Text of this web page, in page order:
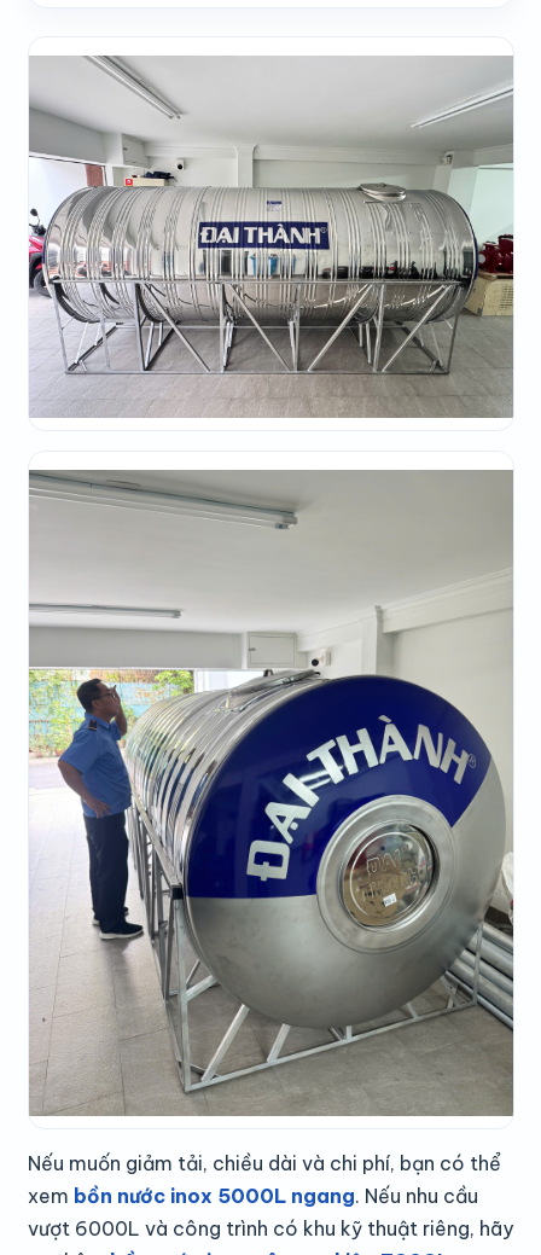
Nếu muốn giảm tải, chiều dài và chi phí, bạn có thể
xem bồn nước inox 5000L ngang. Nếu nhu cầu
vượt 6000L và công trình có khu kỹ thuật riêng, hãy